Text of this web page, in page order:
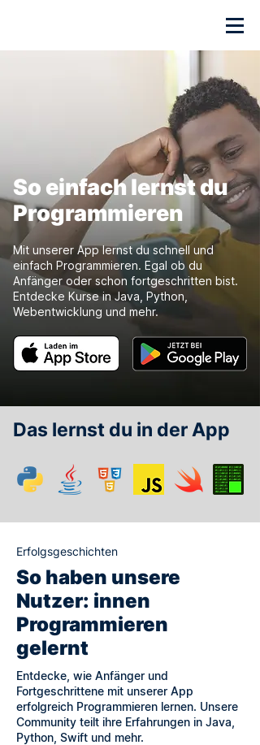
So einfach lernst du
Programmieren
Mit unserer App lernst du schnell und
einfach Programmieren. Egal ob du
Anfänger oder schon fortgeschritten bist.
Entdecke Kurse in Java, Python,
Webentwicklung und mehr.
Das lernst du in der App
Erfolgsgeschichten
So haben unsere
Nutzer: innen
Programmieren
gelernt
Entdecke, wie Anfänger und
Fortgeschrittene mit unserer App
erfolgreich Programmieren lernen. Unsere
Community teilt ihre Erfahrungen in Java,
Python, Swift und mehr.